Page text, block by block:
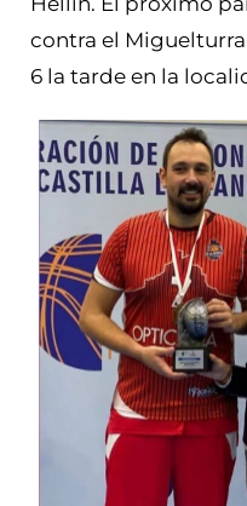
contra el
6 la tarde en la